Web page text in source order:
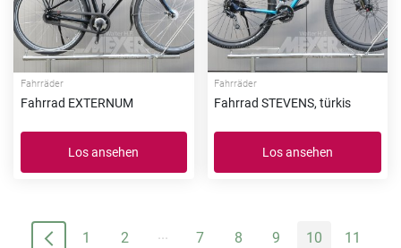
Fahrräder
Fahrrad EXTERNUM
Los ansehen
Fahrräder
Fahrrad STEVENS, türkis
Los ansehen
1 2 ... 7 8 9 10 11